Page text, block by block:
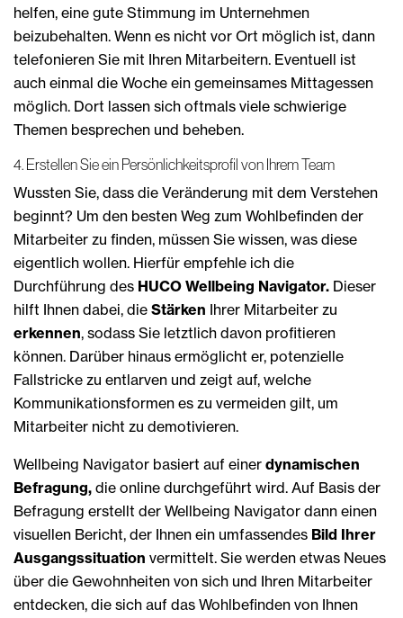
helfen, eine gute Stimmung im Unternehmen
beizubehalten. Wenn es nicht vor Ort möglich ist, dann
telefonieren Sie mit Ihren Mitarbeitern. Eventuell ist
auch einmal die Woche ein gemeinsames Mittagessen
möglich. Dort lassen sich oftmals viele schwierige
Themen besprechen und beheben.
4. Erstellen Sie ein Persönlichkeitsprofil von Ihrem Team
Wussten Sie, dass die Veränderung mit dem Verstehen
beginnt? Um den besten Weg zum Wohlbefinden der
Mitarbeiter zu finden, müssen Sie wissen, was diese
eigentlich wollen. Hierfür empfehle ich die
Durchführung des HUCO Wellbeing Navigator. Dieser
hilft Ihnen dabei, die Stärken Ihrer Mitarbeiter zu
erkennen, sodass Sie letztlich davon profitieren
können. Darüber hinaus ermöglicht er, potenzielle
Fallstricke zu entlarven und zeigt auf, welche
Kommunikationsformen es zu vermeiden gilt, um
Mitarbeiter nicht zu demotivieren.
Wellbeing Navigator basiert auf einer dynamischen
Befragung, die online durchgeführt wird. Auf Basis der
Befragung erstellt der Wellbeing Navigator dann einen
visuellen Bericht, der Ihnen ein umfassendes Bild Ihrer
Ausgangssituation vermittelt. Sie werden etwas Neues
über die Gewohnheiten von sich und Ihren Mitarbeiter
entdecken, die sich auf das Wohlbefinden von Ihnen